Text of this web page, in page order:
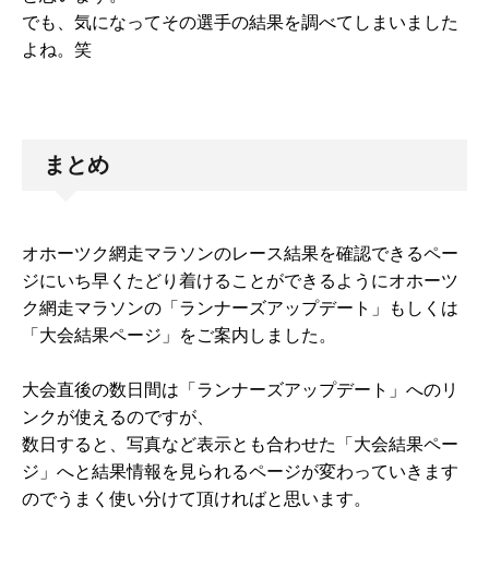
でも、気になってその選手の結果を調べてしまいました
よね。笑
まとめ
オホーツク網走マラソンのレース結果を確認できるペー
ジにいち早くたどり着けることができるようにオホーツ
ク網走マラソンの「ランナーズアップデート」もしくは
「大会結果ページ」をご案内しました。
大会直後の数日間は「ランナーズアップデート」へのリ
ンクが使えるのですが、
数日すると、写真など表示とも合わせた「大会結果ペー
ジ」へと結果情報を見られるページが変わっていきます
のでうまく使い分けて頂ければと思います。